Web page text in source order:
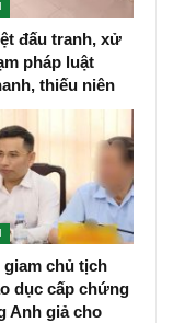
đấu tranh, xử
pháp luật
thiếu niên
giam chủ tịch
dục cấp chứng
Anh giả cho